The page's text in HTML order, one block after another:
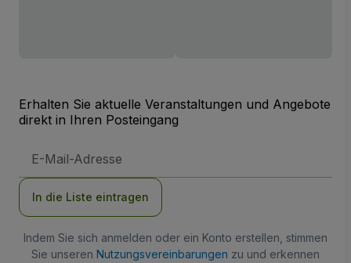
Erhalten Sie aktuelle Veranstaltungen und Angebote
direkt in Ihren Posteingang
Mail-
In die Liste eintragen
Indem Sie sich anmelden oder ein Konto erstellen, stimmen
Sie unseren Nutzungsvereinbarungen zu und erkennen